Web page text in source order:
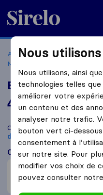
Sirelo.fr
Accueil Déménageurs
Maures
Brenguier
4,7 basé
avis Sirelo et
Comparez Brenguier
déménageursà La Londe-
Ce que disent les clients
Prix (2)
Ne prend pas soin des
Nous
Nous utilisons, ainsi
technologies telles
améliorer votre
un contenu et des
analyser notre trafic.
bouton vert ci-
consentement à
sur notre site. Pour
modifier vos choix de
pouvez consulter notre